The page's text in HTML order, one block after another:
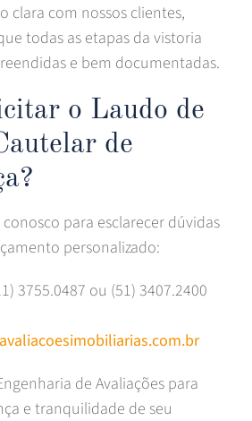
clara com nossos clientes,
todas as etapas da vistoria
e bem documentadas.
o Laudo de
de
para esclarecer dúvidas
personalizado:
3755.0487 ou (51) 3407.2400
de Avaliações para
e tranquilidade de seu